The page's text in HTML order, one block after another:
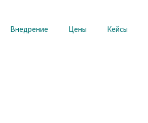
Внедрение Цены Кейсы